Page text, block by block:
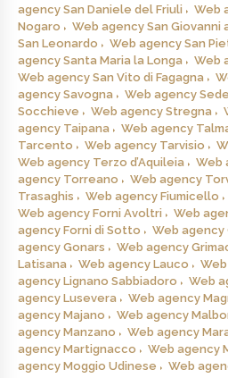
agency San Daniele del Friuli
Web
Nogaro
Web agency San Giovanni
San Leonardo
Web agency San
agency Santa Maria la Longa
Web
Web agency San Vito di Fagagna
agency Savogna
Web agency
Socchieve
Web agency Stregna
agency Taipana
Web agency
Tarcento
Web agency Tarvisio
Web agency Terzo d’Aquileia
Web
agency Torreano
Web agency
Trasaghis
Web agency Fiumicello
Web agency Forni Avoltri
Web
agency Forni di Sotto
Web agency
agency Gonars
Web agency
Latisana
Web agency Lauco
agency Lignano Sabbiadoro
Web
agency Lusevera
Web agency
agency Majano
Web agency
agency Manzano
Web agency
agency Martignacco
Web agency
agency Moggio Udinese
Web